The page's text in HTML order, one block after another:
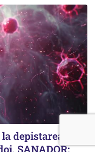
depistarea
SANADOR: